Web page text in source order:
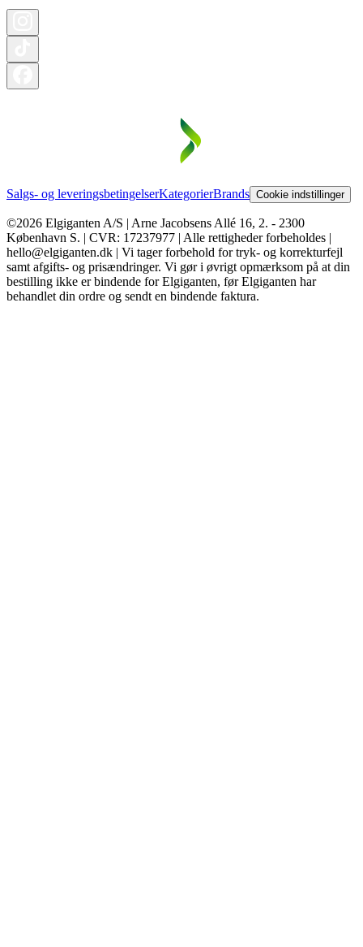
Salgs- og leveringsbetingelserKategorierBrands Cookie indstillinger
©2026 Elgiganten A/S | Arne Jacobsens Allé 16, 2. - 2300
København S. | CVR: 17237977 | Alle rettigheder forbeholdes |
hello@elgiganten.dk | Vi tager forbehold for tryk- og korrekturfejl
samt afgifts- og prisændringer. Vi gør i øvrigt opmærksom på at din
bestilling ikke er bindende for Elgiganten, før Elgiganten har
behandlet din ordre og sendt en bindende faktura.